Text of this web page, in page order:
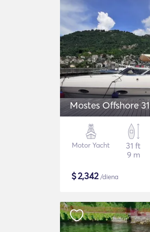
Mostes Offshore 31
Motor Yacht
31 ft
9 m
$2,342/diena